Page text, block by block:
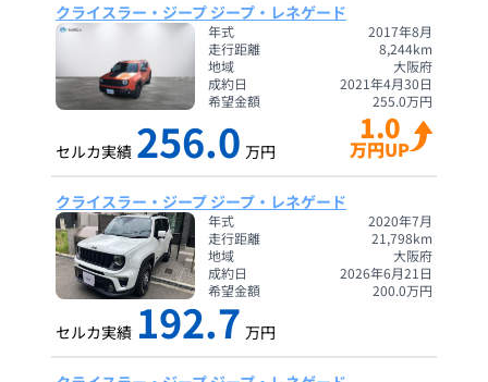
クライスラー・ジープ ジープ・レネゲード
年式
2017年8月
走行距離
8,244km
地域
大阪府
成約日
2021年4月30日
希望金額
255.0万円
セルカ実績 256.0 万円
1.0
万円UP
クライスラー・ジープ ジープ・レネゲード
年式
2020年7月
走行距離
21,798km
地域
大阪府
成約日
2026年6月21日
希望金額
200.0万円
セルカ実績 192.7 万円